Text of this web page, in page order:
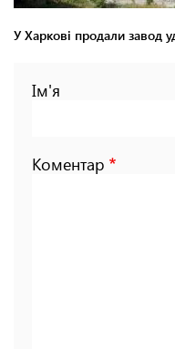
У Харкові продали завод
Ім'я
Коментар